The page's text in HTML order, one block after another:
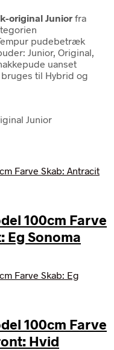
original Junior fra
pudebetræk
Junior, Original,
uanset
til Hybrid og
Junior
100cm Farve
Eg Sonoma
100cm Farve
Hvid